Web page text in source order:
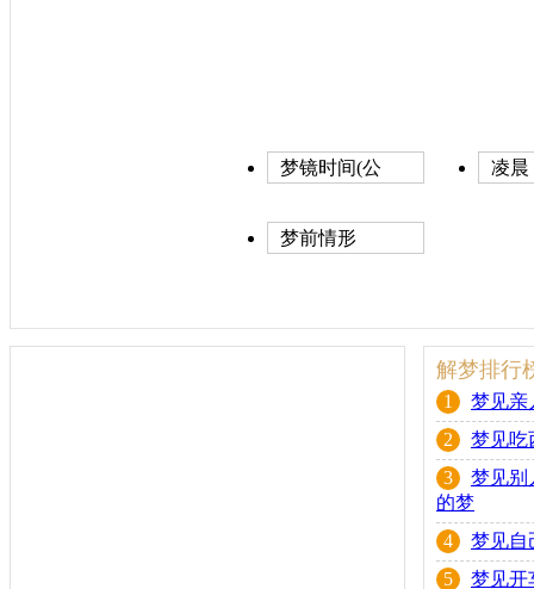
梦镜时间(公
凌晨
梦前情形
解梦排行
1
梦见亲
2
梦见吃
3
梦见别
的梦
4
梦见自
5
梦见开